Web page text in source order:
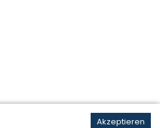
Akzeptieren